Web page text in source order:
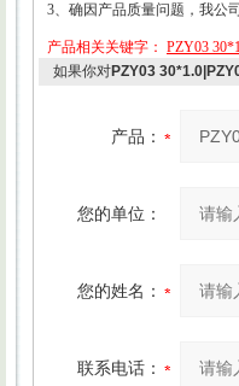
3、确因产品质量问题，我公
产品相关关键字： PZY03
如果你对PZY03
产品：
您的单位：
您的姓名：
联系电话：